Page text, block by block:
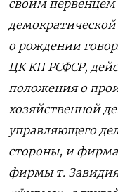
своим
о рождении
ЦК КП РСФСР,
положения о
хозяйственной
управляющего
стороны, и
фирмы т.